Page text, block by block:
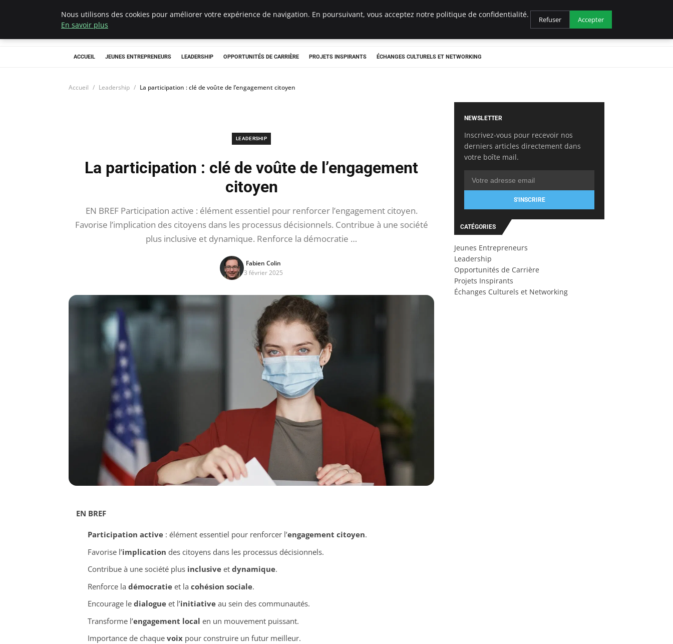
AIESEC France
ACCUEIL JEUNES ENTREPRENEURS LEADERSHIP OPPORTUNITÉS DE CARRIÈRE PROJETS INSPIRANTS ÉCHANGES CULTURELS ET NETWORKING
Accueil Leadership La participation : clé de voûte de l’engagement citoyen
LEADERSHIP
La participation : clé de voûte de l’engagement
citoyen
EN BREF Participation active : élément essentiel pour renforcer l’engagement citoyen.
Favorise l’implication des citoyens dans les processus décisionnels. Contribue à une société
plus inclusive et dynamique. Renforce la démocratie …
Fabien Colin
3 février 2025
EN BREF
Participation active: élément essentiel pour renforcer l’engagement citoyen.
Favorise l’implication des citoyens dans les processus décisionnels.
Contribue à une société plus inclusiveet dynamique.
Renforce la démocratieet la cohésion sociale.
Encourage le dialogueet l’initiativeau sein des communautés.
Transforme l’engagement local en un mouvement puissant.
Importance de chaque voixpour construire un futur meilleur.
NEWSLETTER
Inscrivez-vous pour recevoir nos
derniers articles directement dans
votre boîte mail.
S'INSCRIRE
CATÉGORIES
Jeunes Entrepreneurs
Leadership
Opportunités de Carrière
Projets Inspirants
Échanges Culturels et Networking
Nous utilisons des cookies pour améliorer votre expérience de navigation. En poursuivant, vous acceptez notre politique de confidentialité.
En savoir plus
Refuser Accepter